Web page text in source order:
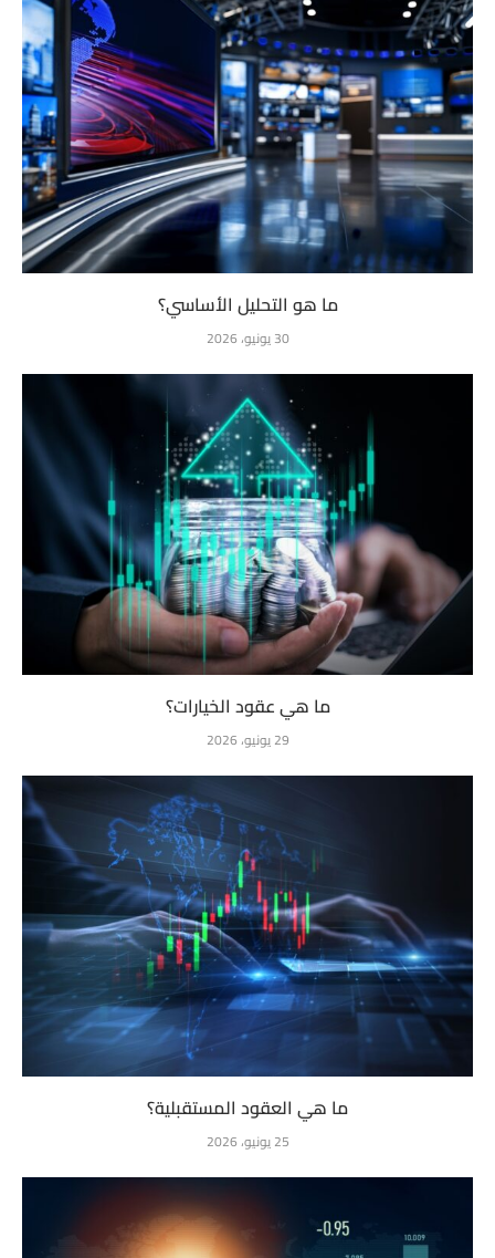
ما هو التحليل الأساسي؟
30 يونيو، 2026
ما هي عقود الخيارات؟
29 يونيو، 2026
ما هي العقود المستقبلية؟
25 يونيو، 2026